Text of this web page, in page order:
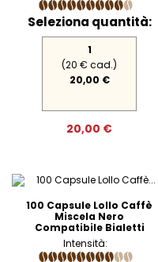
Seleziona quantità:
1
(20 € cad.)
20,00 €
20,00 €
100 Capsule Lollo Caffè
Miscela Nero
Compatibile Bialetti
Intensità: